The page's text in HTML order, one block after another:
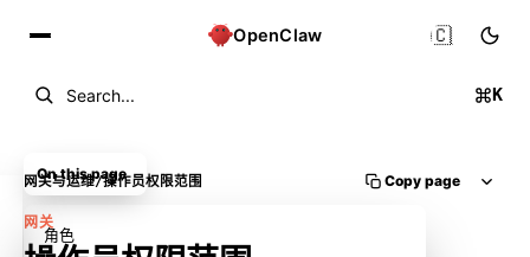
OpenClaw
Search... K
🇨🇳
网关与运维/操作员权限范围 Copy page
网关
On this page
角色